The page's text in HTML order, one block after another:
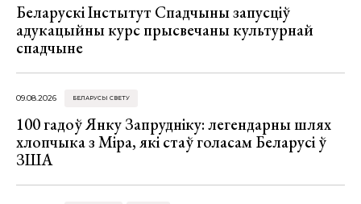
Беларускі Інстытут Спадчыны запусціў
адукацыйны курс прысвечаны культурнай
спадчыне
09.08.2026 БЕЛАРУСЫ СВЕТУ
100 гадоў Янку Запрудніку: легендарны шлях
хлопчыка з Міра, які стаў голасам Беларусі ў
ЗША